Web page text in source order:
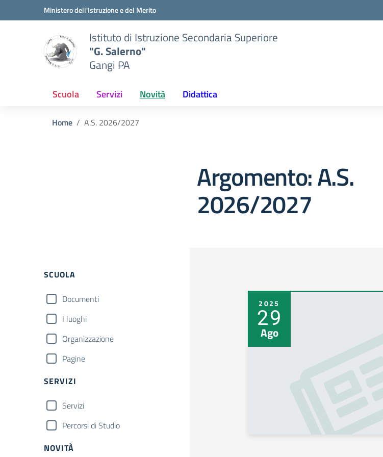
Vai ai contenuti
Vai al menu di navigazioneMinistero dell'Istruzione e del Merito
Istituto di Istruzione Secondaria Superiore
"G. Salerno"
Gangi PA
Scuola Servizi Novità Didattica
Home A.S. 2026/2027
Argomento: A.S.
2026/2027
Filtri
SCUOLA
Documenti
I luoghi
Organizzazione
Pagine
SERVIZI
Servizi
Percorsi di Studio
NOVITÀ
2025
29
Ago